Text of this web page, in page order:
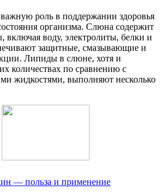
роль в поддержании здоровья
организма. Слюна содержит
включая воду, электролиты, белки и
защитные, смазывающие и
Липиды в слюне, хотя и
количествах по сравнению с
жидкостями, выполняют несколько
— польза и применение